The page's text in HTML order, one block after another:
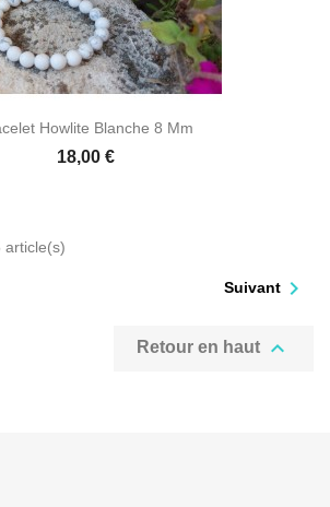
Howlite Blanche 8 Mm
18,00 €
article(s)
Suivant 
Retour en haut 